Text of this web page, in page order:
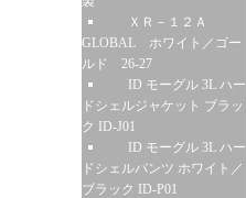
ＸＲ－１２Ａ
GLOBAL ホワイト／ゴー
ルド 26-27
ID モーグル 3L ハー
ドシェルジャケット ブラッ
ク ID-J01
ID モーグル 3L ハー
ドシェルパンツ ホワイト／
ブラック ID-P01